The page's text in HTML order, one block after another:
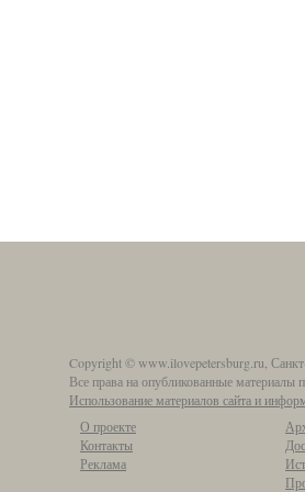
Copyright © www.ilovepetersburg.ru,
Все права на опубликованные материалы
Использование материалов сайта и
О проекте
Контакты
Реклама